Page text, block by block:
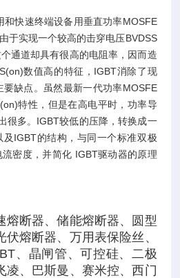
和快速终端设备用垂直功率MOSFE
于实现一个较高的击穿电压BVDSS
通道却具有很高的电阻率，因而造
数值高的特征，IGBT消除了现
缺点。虽然最新一代功率MOSFE
特性，但是在高电平时，功率导
很多。IGBT较低的压降，转换成一
IGBT的结构，与同一个标准双极
密度，并简化 IGBT驱动器的原理
熔断器、储能熔断器、圆型
熔断器、万用表保险丝、
、晶闸管、可控硅、二极
凌、巴斯曼、赛米控、西门